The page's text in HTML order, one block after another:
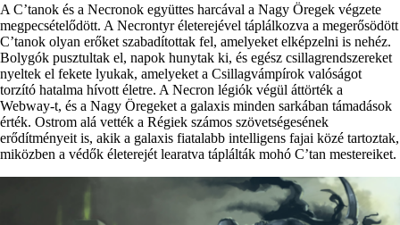
A C’tanok és a Necronok együttes harcával a Nagy Öregek végzete
megpecsételődött. A Necrontyr életerejével táplálkozva a megerősödött
C’tanok olyan erőket szabadítottak fel, amelyeket elképzelni is nehéz.
Bolygók pusztultak el, napok hunytak ki, és egész csillagrendszereket
nyeltek el fekete lyukak, amelyeket a Csillagvámpírok valóságot
torzító hatalma hívott életre. A Necron légiók végül áttörték a
Webway-t, és a Nagy Öregeket a galaxis minden sarkában támadások
érték. Ostrom alá vették a Régiek számos szövetségesének
erődítményeit is, akik a galaxis fiatalabb intelligens fajai közé tartoztak,
miközben a védők életerejét learatva táplálták mohó C’tan mestereiket.